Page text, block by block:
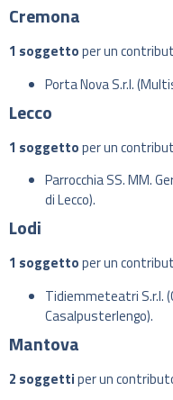
Cremona
1 soggettoper un
Porta Nova S.r.l.
Lecco
1 soggettoper un
Parrocchia SS. MM.
di Lecco).
Lodi
1 soggettoper un
Tidiemmeteatri S.r.l.
Casalpusterlengo).
Mantova
2 soggettiper un